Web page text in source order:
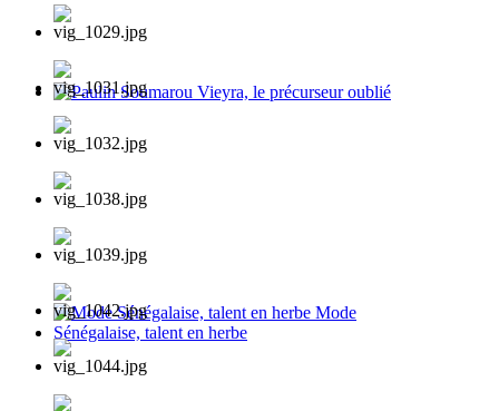
Paulin Soumarou Vieyra, le précurseur oublié
Mode Sénégalaise, talent en herbe Mode Sénégalaise,
talent en herbe